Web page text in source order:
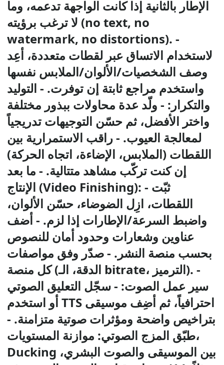
الإطار بالثانية إذا كانت الواجهة تدعمه، وما
لا ترغب برؤيته (no text, no
watermark, no distortions). -
لاستخدام الاتساق عبر لقطات متعددة، أعِد
وصف الشخصيات/الألوان/الملابس نفسها
واستخدم مراجع ثابتة إن توفرت. - التوليد
والتكرار: - ولّد عدة محاولات ببذور مختلفة
واختر الأفضل، ثم حسّن التوجيهات تدريجياً
لمعالجة العيوب. - راقب الاستمرارية بين
اللقطات (الملابس، الإضاءة، اتجاه الحركة)
إن كنت تركّب مشاهد متتالية. - ما بعد
الإنتاج (Video Finishing): - ثبّت
اللقطات، ازِل الضوضاء، حسّن الألوان،
واضبط السرعة/الإطارات إذا لزم. - أضف
عناوين وشعارات وحدود أمان للنصوص
بحسب منصة النشر. - صدّر وفق مواصفات
كل منصة (الدقة، الـ bitrate، الترميز). -
سير عمل الصوت: - سجّل التعليق الصوتي
أو استخدم TTS احترافياً، ثم أضِف موسيقى
بتراخيص واضحة ومؤثرات صوتية متزامنة. -
طبّق المزج الصوتي: موازنة المستويات،
Ducking بين الموسيقى والصوت البشري،